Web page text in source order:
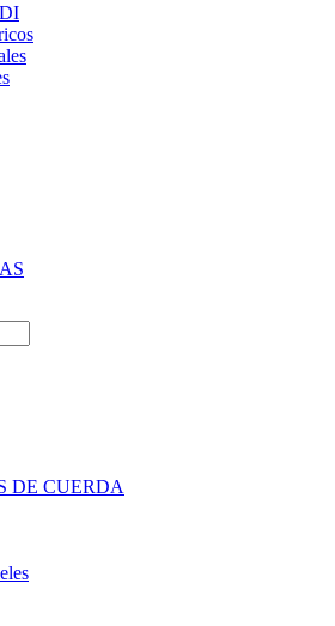
DE CUERDA